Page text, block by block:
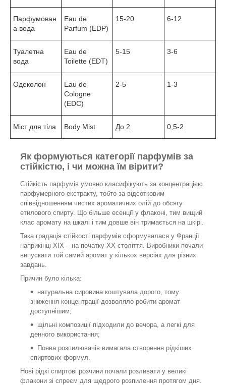
Парфумован
а вода
Eau de
Parfum (EDP)
15-20 6-12
Туалетна
вода
Eau de
Toilette (EDT)
5-15 3-6
Одеколон
Eau de
Cologne
(EDC)
2-5 1-3
Міст для тіла Body Mist До 2 0,5-2
Як формуються категорії парфумів за
стійкістю, і чи можна їм вірити?
Стійкість парфумів умовно класифікують за концентрацією
парфумерного екстракту, тобто за відсотковим
співвідношенням чистих ароматичних олій до обсягу
етилового спирту. Що більше есенції у флаконі, тим вищий
клас аромату на шкалі і тим довше він тримається на шкірі.
Така градація стійкості парфумів сформувалася у Франції
наприкінці XIX – на початку XX століття. Виробники почали
випускати той самий аромат у кількох версіях для різних
завдань.
Причин було кілька:
натуральна сировина коштувала дорого, тому
зниження концентрації дозволяло робити аромат
доступнішим;
щільні композиції підходили до вечора, а легкі для
денного використання;
Поява розпилювачів вимагала створення рідкіших
спиртових формул.
Нові рідкі спиртові розчини почали розливати у великі
флакони зі спреєм для щедрого розпилення протягом дня.